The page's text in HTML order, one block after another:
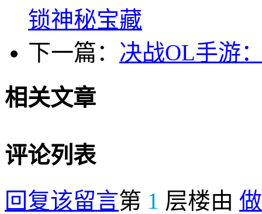
锁神秘宝藏
下一篇： 决战OL手游
相关文章
评论列表
回复该留言第 1 层楼由